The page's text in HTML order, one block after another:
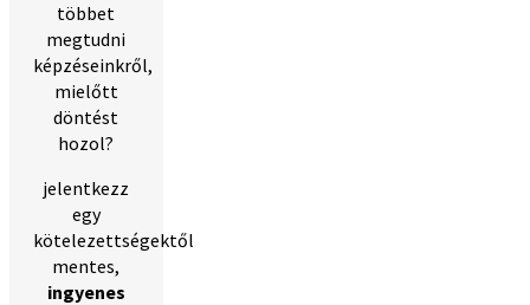
többet
megtudni
képzéseinkről,
mielőtt
döntést
hozol?
jelentkezz
egy
kötelezettségektől
mentes,
ingyenes